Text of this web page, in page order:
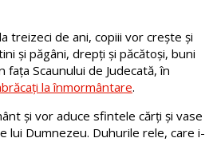
treizeci de ani, copiii vor crește și
și păgâni, drepți și păcătoși, buni
fața Scaunului de Judecată, în
la înmormântare.
și vor aduce sfintele cărți și vase
lui Dumnezeu. Duhurile rele, care i-